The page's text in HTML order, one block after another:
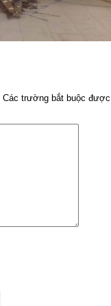
Các trường bắt buộc được